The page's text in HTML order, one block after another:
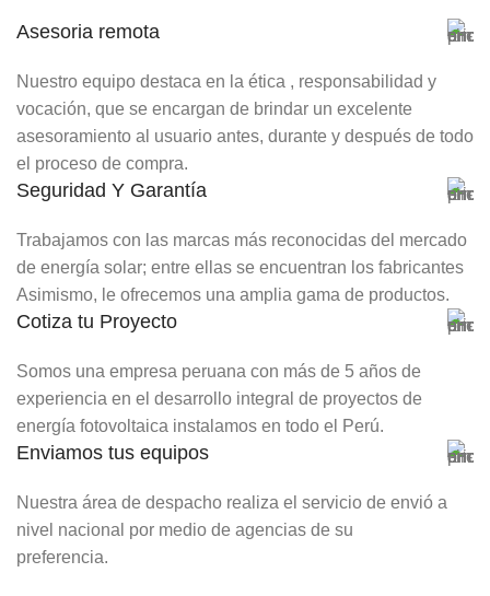
Asesoria remota
Nuestro equipo destaca en la ética , responsabilidad y
vocación, que se encargan de brindar un excelente
asesoramiento al usuario antes, durante y después de todo
el proceso de compra.
Seguridad Y Garantía
Trabajamos con las marcas más reconocidas del mercado
de energía solar; entre ellas se encuentran los fabricantes
Asimismo, le ofrecemos una amplia gama de productos.
Cotiza tu Proyecto
Somos una empresa peruana con más de 5 años de
experiencia en el desarrollo integral de proyectos de
energía fotovoltaica instalamos en todo el Perú.
Enviamos tus equipos
Nuestra área de despacho realiza el servicio de envió a
nivel nacional por medio de agencias de su
preferencia.